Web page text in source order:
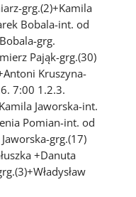
grg.(2)+Kamila
Bobala-int. od
grg.
Pająk-grg.(30)
Kruszyna-
7:00 1.2.3.
Jaworska-int.
Pomian-int. od
grg.(17)
+Danuta